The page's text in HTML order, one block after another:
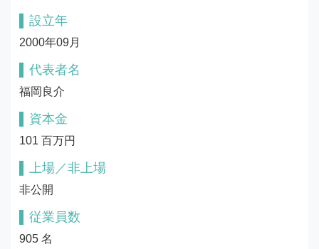
設立年
2000年09月
代表者名
福岡良介
資本金
101 百万円
上場／非上場
非公開
従業員数
905 名